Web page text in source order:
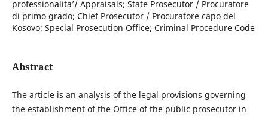
professionalita’/ Appraisals; State Prosecutor / Procuratore
di primo grado; Chief Prosecutor / Procuratore capo del
Kosovo; Special Prosecution Office; Criminal Procedure Code
Abstract
The article is an analysis of the legal provisions governing
the establishment of the Office of the public prosecutor in